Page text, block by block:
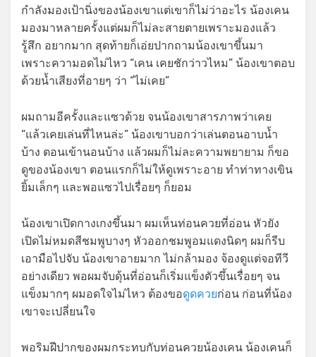
กำลังมองเป้านิ่งของน้องเขาแต่เขาก็ไม่ว่าอะไร น้องเคน
มองมาหลายครั้งแต่ผมก็ไม่ละสายตายเพราะมองแล้ว
รู้สึก อยากมาก สุดท้ายก็เอ่ยปากถามน้องเขาขึ้นมา
เพราะความอดไม่ไหว “เคน เคยชักว่าวไหม” น้องเขาตอบ
ด้วยน้ำเสียงที่อายๆ ว่า “ไม่เคย”
ผมถามอีครั้งและแซวด้วย จนน้องเขาสารภาพว่าเคย
“แล้วเคยเล่นที่ไหนล่ะ” น้องเขาบอกว่าเล่นตอนอาบน้ำ
บ้าง ตอนเข้านอนบ้าง แล้วผมก็ไม่ละความพยายาม ก็ขอ
ดูของน้องเขา ตอนแรกก็ไม่ให้ดูเพราะอาย ทำท่าทางเขิน
ยิ้มเล็กๆ และพอแซวไปเรื่อยๆ ก็ยอม
น้องเขาเปิดกางเกงขึ้นมา ผมเห็นท่อนควยที่อ่อน หัวยัง
เปิดไม่หมดสีชมพูบางๆ หัวออกชมพูอมแดงนิดๆ ผมก็รีบ
เอามือไปจับ น้องเขาอายมาก ไม่กล้ามอง จ้องดูแต่จอทีวี
อย่างเดียว พอผมจับดุ้นที่อ่อนก็เริ่มแข็งตัวขึ้นเรื่อยๆ จน
แข็งมากๆ ผมอดใจไม่ไหว ต้องขอดูดควยก่อน ก่อนที่น้อง
เขาจะเปลี่ยนใจ
พอริมฝีปากของผมกระทบกับท่อนควยน้องเคน น้องเคนก็